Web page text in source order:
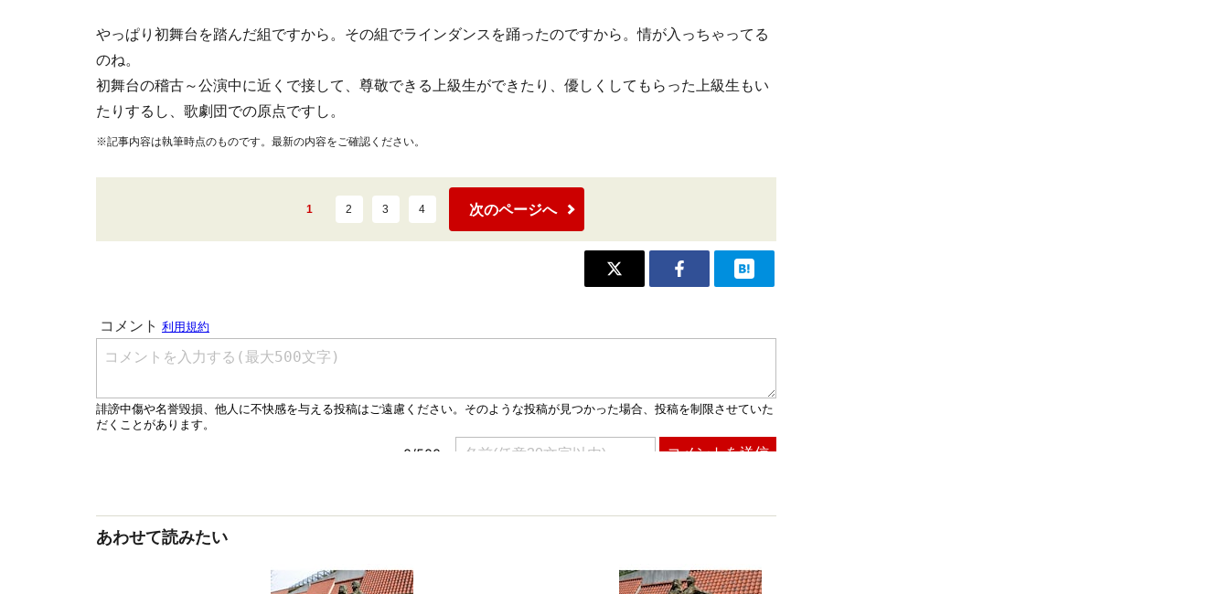
やっぱり初舞台を踏んだ組ですから。その組でラインダンスを踊ったのですから。情が入っちゃってる
のね。
初舞台の稽古～公演中に近くで接して、尊敬できる上級生ができたり、優しくしてもらった上級生もい
たりするし、歌劇団での原点ですし。
※記事内容は執筆時点のものです。最新の内容をご確認ください。
1 2 3 4 次のページへ
あわせて読みたい